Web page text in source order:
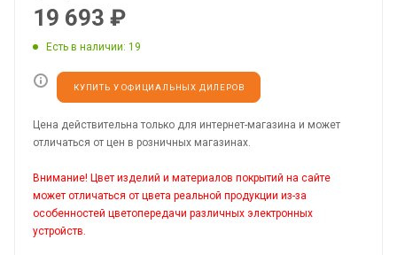
19 693 ₽
Есть в наличии: 19
КУПИТЬ У ОФИЦИАЛЬНЫХ ДИЛЕРОВ
Цена действительна только для интернет-магазина и может
отличаться от цен в розничных магазинах.
Внимание! Цвет изделий и материалов покрытий на сайте
может отличаться от цвета реальной продукции из-за
особенностей цветопередачи различных электронных
устройств.